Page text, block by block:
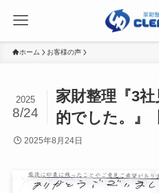
ホーム お客様の声
家財整理『3
的でした。』
2025
8/24
2025年8月24日